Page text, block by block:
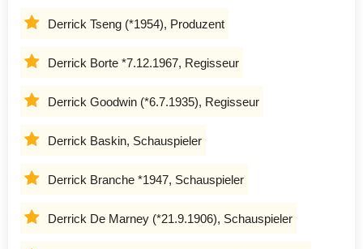
Derrick Tseng (*1954), Produzent
Derrick Borte *7.12.1967, Regisseur
Derrick Goodwin (*6.7.1935), Regisseur
Derrick Baskin, Schauspieler
Derrick Branche *1947, Schauspieler
Derrick De Marney (*21.9.1906), Schauspieler